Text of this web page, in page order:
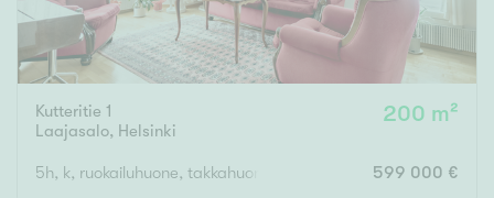
Uudiskohteet
Vain uudiskohteet Ei uudiskohteita
Arvokohteet
Vain arvokohteet Ei arvokohteita
Kutteritie 1
Laajasalo, Helsinki
200 m²
5h, k, ruokailuhuone, takkahuone, kph, sauna, 2x wc, khh
599 000 €